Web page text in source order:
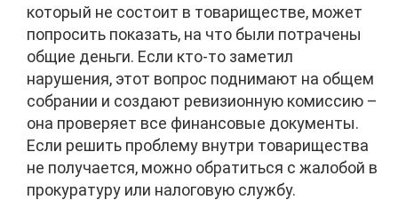
который не состоит в товариществе, может
попросить показать, на что были потрачены
общие деньги. Если кто-то заметил
нарушения, этот вопрос поднимают на общем
собрании и создают ревизионную комиссию –
она проверяет все финансовые документы.
Если решить проблему внутри товарищества
не получается, можно обратиться с жалобой в
прокуратуру или налоговую службу.